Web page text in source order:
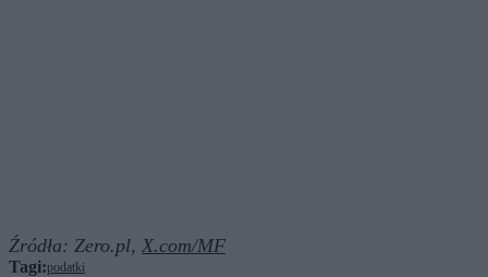
Źródła: Zero.pl, X.com/MF
Tagi:podatki